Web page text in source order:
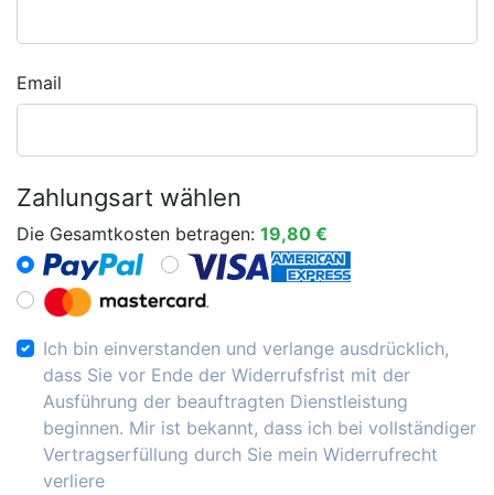
Email
Zahlungsart wählen
Die Gesamtkosten betragen: 19,80 €
Ich bin einverstanden und verlange ausdrücklich,
dass Sie vor Ende der Widerrufsfrist mit der
Ausführung der beauftragten Dienstleistung
beginnen. Mir ist bekannt, dass ich bei vollständiger
Vertragserfüllung durch Sie mein Widerrufrecht
verliere